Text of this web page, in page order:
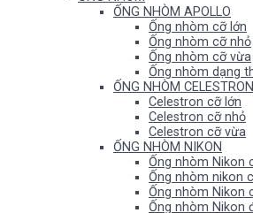
ỐNG NHÒM APOLLO
Ống nhòm cỡ lớn
Ống nhòm cỡ nhỏ
Ống nhòm cỡ vừa
Ống nhòm dạng
ỐNG NHÒM CELESTRON
Celestron cỡ lớn
Celestron cỡ nhỏ
Celestron cỡ vừa
ỐNG NHÒM NIKON
Ống nhòm Nikon
Ống nhòm nikon
Ống nhòm Nikon
Ống nhòm Nikon